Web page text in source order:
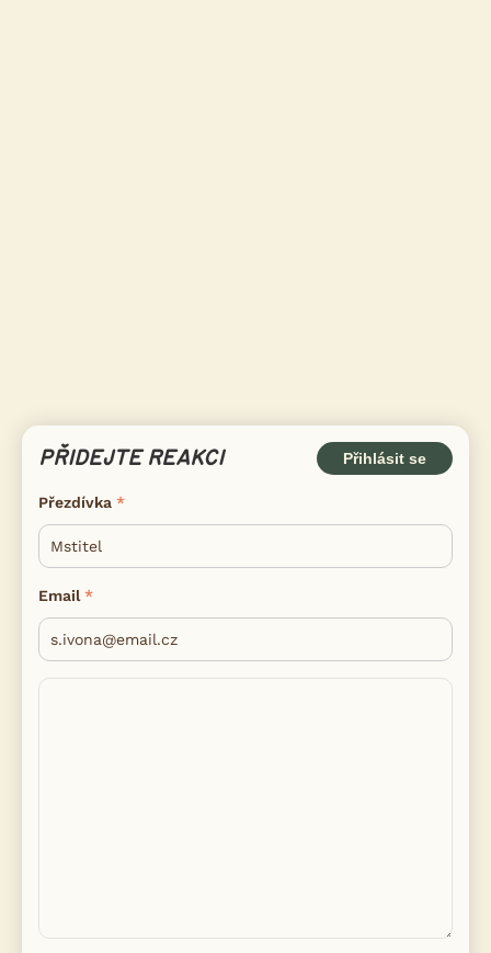
PŘIDEJTE REAKCI Přihlásit se
Přezdívka
Email